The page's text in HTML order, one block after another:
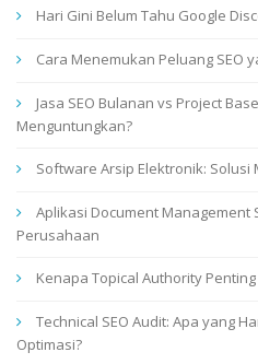
Hari Gini Belum Tahu Google
Cara Menemukan Peluang SEO
Jasa SEO Bulanan vs Project
Menguntungkan?
Software Arsip Elektronik:
Aplikasi Document Management
Perusahaan
Kenapa Topical Authority Penting
Technical SEO Audit: Apa yang
Optimasi?